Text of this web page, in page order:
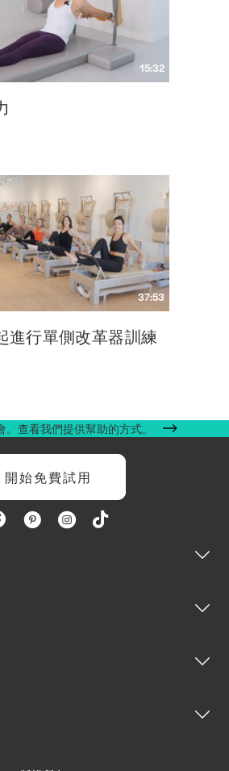
15:32
37:53
進行單側改革器訓練
查看我們提供幫助的方式。
開始免費試用